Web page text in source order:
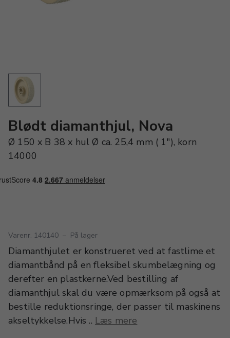
Blødt diamanthjul, Nova
Ø 150 x B 38 x hul Ø ca. 25,4 mm ( 1″), korn
14000
Varenr. 140140 – På lager
Diamanthjulet er konstrueret ved at fastlime et
diamantbånd på en fleksibel skumbelægning og
derefter en plastkerne.Ved bestilling af
diamanthjul skal du være opmærksom på også at
bestille reduktionsringe, der passer til maskinens
akseltykkelse.Hvis .. Læs mere